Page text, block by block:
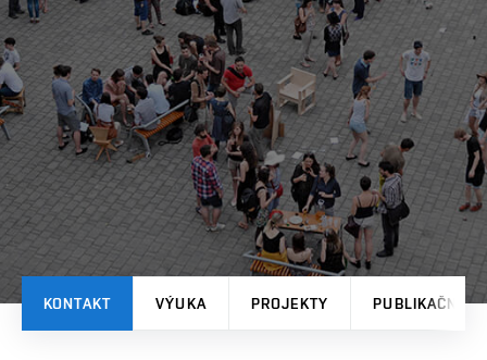
KONTAKT VÝUKA PROJEKTY PUBLIKAČNÍ